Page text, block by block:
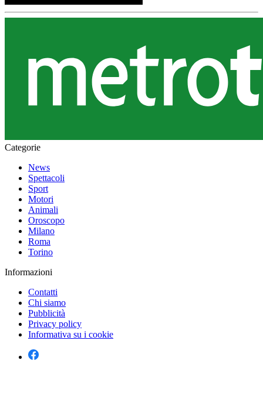
Categorie
News
Spettacoli
Sport
Motori
Animali
Oroscopo
Milano
Roma
Torino
Informazioni
Contatti
Chi siamo
Pubblicità
Privacy policy
Informativa su i cookie